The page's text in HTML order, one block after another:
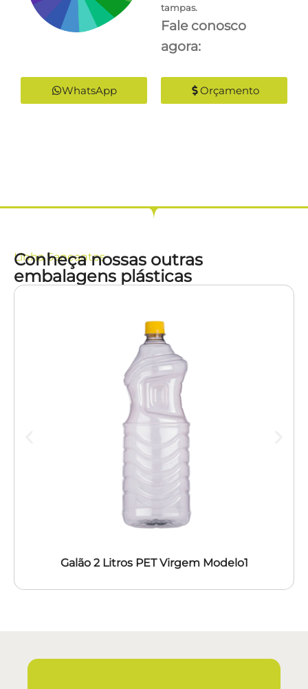
tampas.
Fale conosco
agora:
WhatsApp Orçamento
LinhaSaneantes
Conheça nossas outras
embalagens plásticas
Galão 2 Litros PET Virgem Modelo1